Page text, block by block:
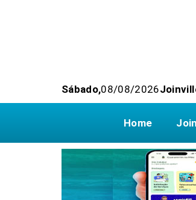
Sábado,08/08/2026
Home